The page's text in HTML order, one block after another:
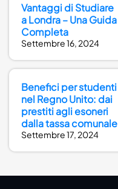
Vantaggi di Studiare
a Londra – Una Guida
Completa
Settembre 16, 2024
Benefici per studenti
nel Regno Unito: dai
prestiti agli esoneri
dalla tassa comunale
Settembre 17, 2024